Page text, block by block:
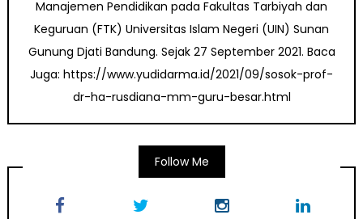
Manajemen Pendidikan pada Fakultas Tarbiyah dan
Keguruan (FTK) Universitas Islam Negeri (UIN) Sunan
Gunung Djati Bandung. Sejak 27 September 2021. Baca
Juga: https://www.yudidarma.id/2021/09/sosok-prof-
dr-ha-rusdiana-mm-guru-besar.html
Follow Me